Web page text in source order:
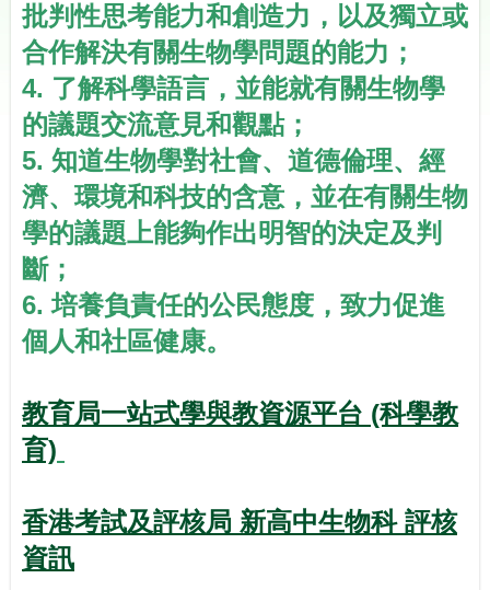
批判性思考能力和創造力，以及獨立或
合作解決有關生物學問題的能力；
4. 了解科學語言，並能就有關生物學
的議題交流意見和觀點；
5. 知道生物學對社會、道德倫理、經
濟、環境和科技的含意，並在有關生物
學的議題上能夠作出明智的決定及判
斷；
6. 培養負責任的公民態度，致力促進
個人和社區健康。
教育局一站式學與教資源平台 (科學教
育)
香港考試及評核局 新高中生物科 評核
資訊